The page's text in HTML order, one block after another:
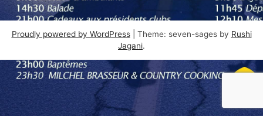
Proudly powered by WordPress Theme: seven-sages by Rushi
Jagani.